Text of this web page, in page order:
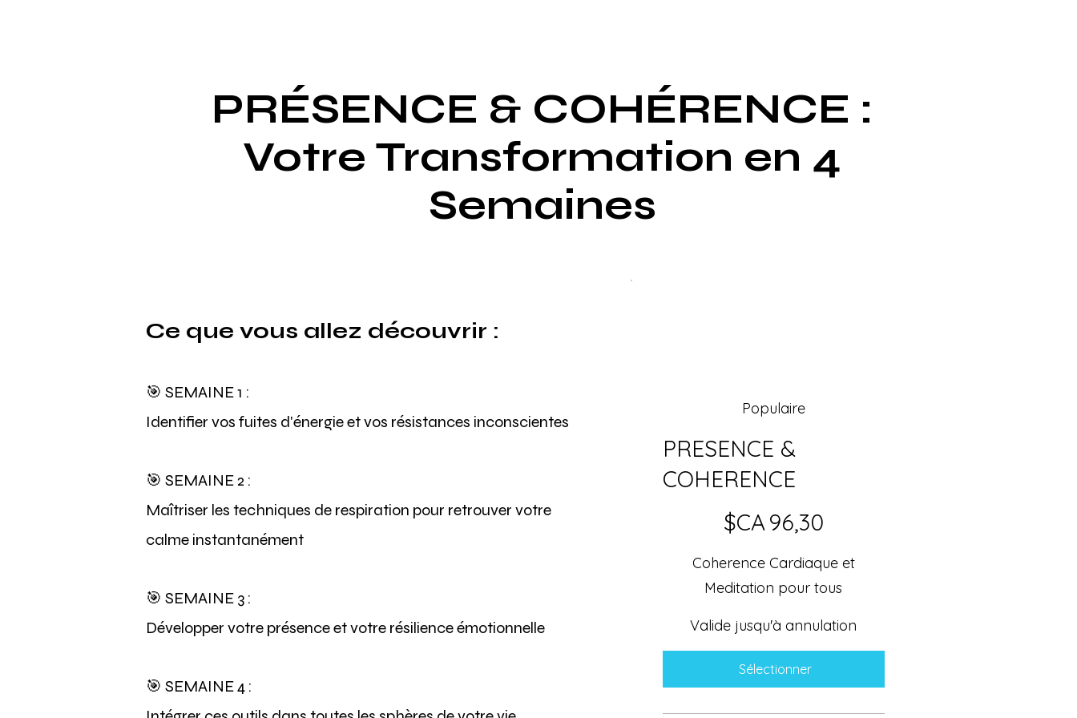
PRÉSENCE & COHÉRENCE :
Votre Transformation en 4
Semaines
Ce que vous allez découvrir :
🎯 SEMAINE 1 :
Identifier vos fuites d'énergie et vos résistances inconscientes
🎯 SEMAINE 2 :
Maîtriser les techniques de respiration pour retrouver votre
calme instantanément
🎯 SEMAINE 3 :
Développer votre présence et votre résilience émotionnelle
🎯 SEMAINE 4 :
Populaire
PRESENCE &
COHERENCE
$CA96,30
Coherence Cardiaque et
Meditation pour tous
Valide jusqu'à annulation
Sélectionner